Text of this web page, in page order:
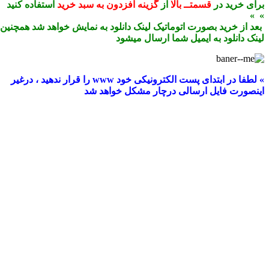
برای خرید در قسمتــ بالا ازگزینه افزدون به سبد خرید استفاده کنید
» »
بعد از خرید بصورت اتوماتیک لینک دانلود به نمایش خواهد شد همچنین
لینک دانلود به ایمیل شما ارسال میشود
» لطفا در ابتدای پست الکترونیکی خود www را قرار ندهید ، درغیر
اینصورت فایل ارسالی درچار مشکل خواهد شد